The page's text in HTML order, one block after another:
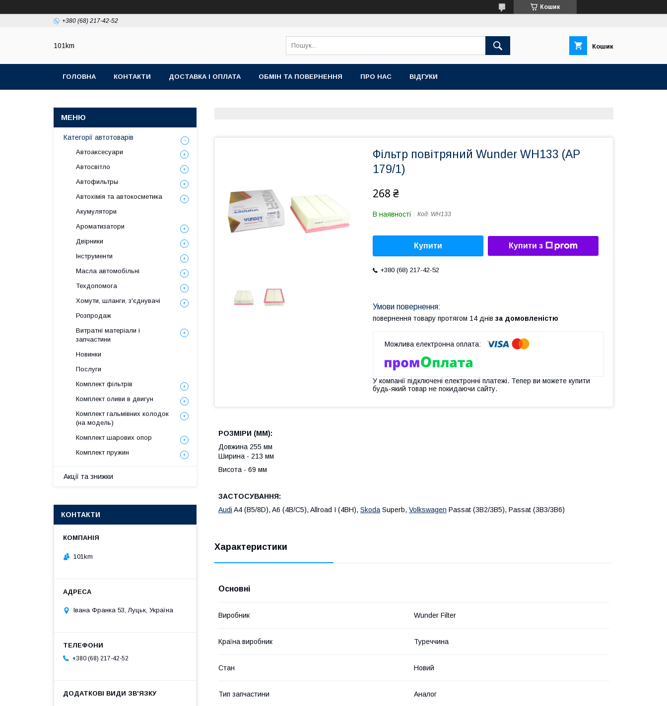
Кошик
+380 (68) 217-42-52
101km Кошик
ГОЛОВНА КОНТАКТИ ДОСТАВКА І ОПЛАТА ОБМІН ТА ПОВЕРНЕННЯ ПРО НАС ВІДГУКИ
Фільтр повітряний Wunder WH133 (AP
179/1)
268 ₴
В наявності Код: WH133
Купити Купити з
+380 (68) 217-42-52
повернення товару протягом 14 днів за домовленістю
У компанії підключені електронні платежі. Тепер ви можете купити
будь-який товар не покидаючи сайту.
РОЗМІРИ (MM):
Довжина 255 мм
Ширина - 213 мм
Висота - 69 мм
ЗАСТОСУВАННЯ:
Audi A4 (B5/8D), A6 (4B/C5), Allroad I (4BH), Skoda Superb, Volkswagen Passat (3B2/3B5), Passat (3B3/3B6)
Характеристики
Основні
Виробник Wunder Filter
Країна виробник Туреччина
Стан Новий
Тип запчастини Аналог
Категорії автотоварів
Автоаксесуари
Автосвітло
Автофильтры
Автохімія та автокосметика
Акумулятори
Ароматизатори
Двірники
Інструменти
Масла автомобільні
Техдопомога
Хомути, шланги, з'єднувачі
Розпродаж
Витратні матеріали і
запчастини
Новинки
Послуги
Комплект фільтрів
Комплект оливи в двигун
Комплект гальмівних колодок
(на модель)
Комплект шарових опор
Комплект пружин
Акції та знижки
КОНТАКТИ
101km
Івана Франка 53, Луцьк, Україна
+380 (68) 217-42-52